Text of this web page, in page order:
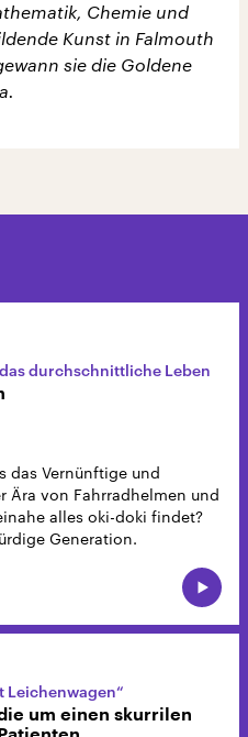
Chemie und
Kunst in Falmouth
sie die Goldene
durchschnittliche Leben
das Vernünftige und
Ära von Fahrradhelmen und
alles oki-doki findet?
Generation.
Leichenwagen“
um einen skurrilen